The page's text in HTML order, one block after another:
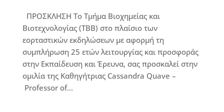
ΠΡΟΣΚΛΗΣΗ Το Τμήμα Βιοχημείας και
Βιοτεχνολογίας (ΤΒΒ) στο πλαίσιο των
εορταστικών εκδηλώσεων με αφορμή τη
συμπλήρωση 25 ετών λειτουργίας και προσφοράς
στην Εκπαίδευση και Έρευνα, σας προσκαλεί στην
ομιλία της Καθηγήτριας Cassandra Quave –
Professor of...